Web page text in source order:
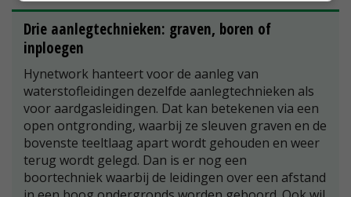
Drie aanlegtechnieken: graven, boren of
inploegen
Hynetwork hanteert voor de aanleg van
waterstofleidingen dezelfde aanlegtechnieken als
voor aardgasleidingen. Dat kan betekenen via een
open ontgronding, waarbij ze sleuven graven en de
bovenste teeltlaag apart wordt gehouden en weer
terug wordt gelegd. Dan is er nog een
boortechniek waarbij de leidingen over een afstand